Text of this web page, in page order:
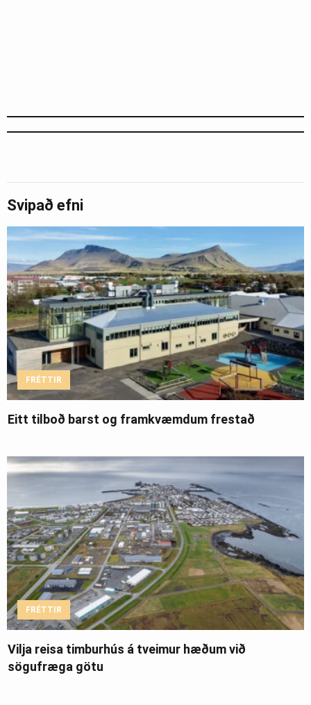
Svipað efni
FRÉTTIR
Eitt tilboð barst og framkvæmdum frestað
FRÉTTIR
Vilja reisa timburhús á tveimur hæðum við
sögufræga götu